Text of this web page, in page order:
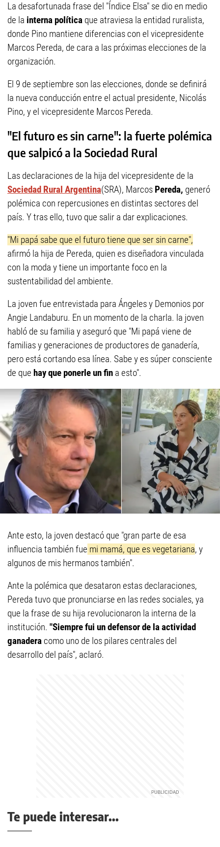
La desafortunada frase del "Índice Elsa" se dio en medio
de la interna política que atraviesa la entidad ruralista,
donde Pino mantiene diferencias con el vicepresidente
Marcos Pereda, de cara a las próximas elecciones de la
organización.
El 9 de septiembre son las elecciones, donde se definirá
la nueva conducción entre el actual presidente, Nicolás
Pino, y el vicepresidente Marcos Pereda.
"El futuro es sin carne": la fuerte polémica
que salpicó a la Sociedad Rural
Las declaraciones de la hija del vicepresidente de la
Sociedad Rural Argentina(SRA), Marcos Pereda, generó
polémica con repercusiones en distintas sectores del
país. Y tras ello, tuvo que salir a dar explicaciones.
"Mi papá sabe que el futuro tiene que ser sin carne",
afirmó la hija de Pereda, quien es diseñadora vinculada
con la moda y tiene un importante foco en la
sustentabilidad del ambiente.
La joven fue entrevistada para Ángeles y Demonios por
Angie Landaburu. En un momento de la charla. la joven
habló de su familia y aseguró que "Mi papá viene de
familias y generaciones de productores de ganadería,
pero está cortando esa línea. Sabe y es súper consciente
de que hay que ponerle un fin a esto".
Ante esto, la joven destacó que "gran parte de esa
influencia también fue mi mamá, que es vegetariana, y
algunos de mis hermanos también".
Ante la polémica que desataron estas declaraciones,
Pereda tuvo que pronunciarse en las redes sociales, ya
que la frase de su hija revolucionaron la interna de la
institución. "Siempre fui un defensor de la actividad
ganadera como uno de los pilares centrales del
desarrollo del país", aclaró.
Te puede interesar...